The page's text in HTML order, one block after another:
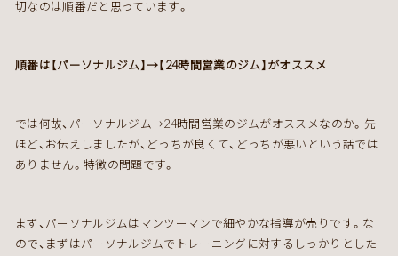
切なのは順番だと思っています。
順番は【パーソナルジム】→【24時間営業のジム】がオススメ
では何故、パーソナルジム→24時間営業のジムがオススメなのか。先
ほど、お伝えしましたが、どっちが良くて、どっちが悪いという話では
ありません。特徴の問題です。
まず、パーソナルジムはマンツーマンで細やかな指導が売りです。な
ので、まずはパーソナルジムでトレーニングに対するしっかりとした